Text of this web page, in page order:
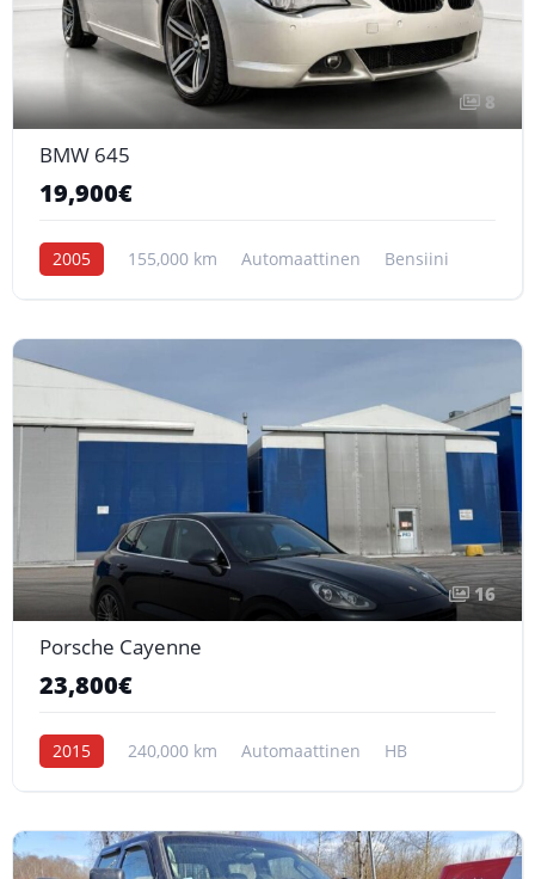
8
BMW 645
19,900€
2005 155,000 km Automaattinen Bensiini
16
Porsche Cayenne
23,800€
2015 240,000 km Automaattinen HB